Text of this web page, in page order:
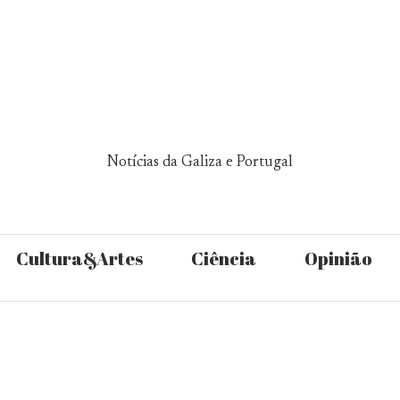
Notícias da Galiza e Portugal
Cultura&Artes Ciência Opinião